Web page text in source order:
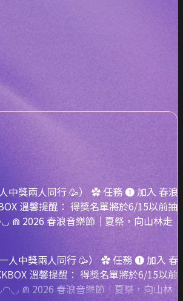
中獎兩人同行 🥳） ✿ 任務 ➊ 加入 春浪
溫馨提醒： 得獎名單將於6/15以前抽
春浪音樂節｜夏祭，向山林走